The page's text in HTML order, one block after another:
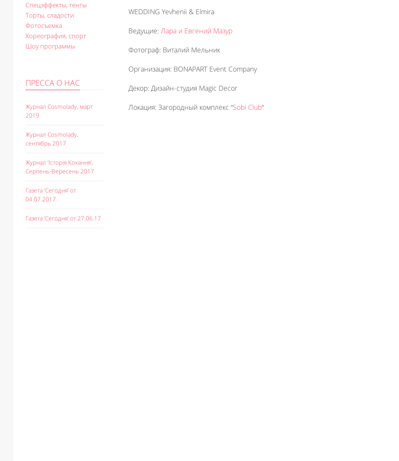
Спецэффекты, тенты
Торты, сладости
Фотосъемка
Хореография, спорт
Шоу программы
ПРЕССА О НАС
Журнал Cosmolady, март
2019
Журнал Cosmolady,
сентябрь 2017
Журнал ‘Історія Кохання’,
Серпень-Вересень 2017
Газета ‘Сегодня’ от
04.07.2017
Газета ‘Сегодня’ от 27.06.17
WEDDING Yevhenii & Elmira
Ведущие: Лара и Евгений Мазур
Фотограф: Виталий Мельник
Организация: BONAPART Event Company
Декор: Дизайн-студия Magic Decor
Локация: Загородный комплекс “Sobi Club“